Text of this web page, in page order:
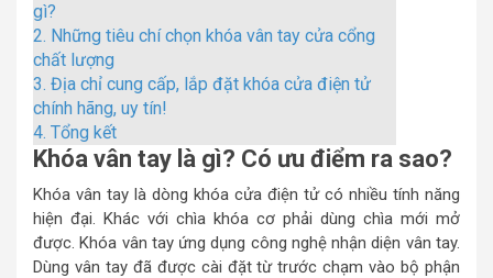
gì?
2. Những tiêu chí chọn khóa vân tay cửa cổng
chất lượng
3. Địa chỉ cung cấp, lắp đặt khóa cửa điện tử
chính hãng, uy tín!
4. Tổng kết
Khóa vân tay là gì? Có ưu điểm ra sao?
Khóa vân tay là dòng khóa cửa điện tử có nhiều tính năng
hiện đại. Khác với chìa khóa cơ phải dùng chìa mới mở
được. Khóa vân tay ứng dụng công nghệ nhận diện vân tay.
Dùng vân tay đã được cài đặt từ trước chạm vào bộ phận